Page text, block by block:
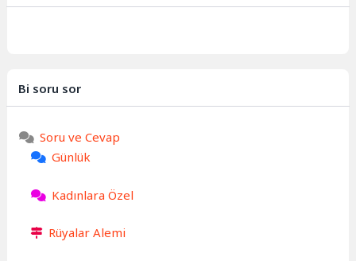
Bi soru sor
Soru ve Cevap
Günlük
Kadınlara Özel
Rüyalar Alemi